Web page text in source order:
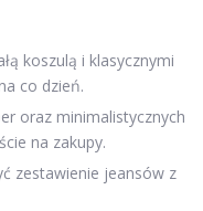
koszulą i klasycznymi
co dzień.
oraz minimalistycznych
na zakupy.
zestawienie jeansów z